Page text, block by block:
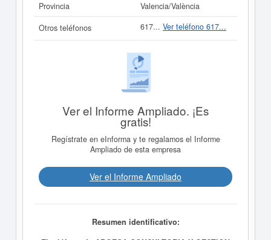
Provincia
Valencia/València
Otros teléfonos
617... Ver teléfono 617...
Ver el Informe Ampliado. ¡Es
gratis!
Regístrate en eInforma y te regalamos el Informe
Ampliado de esta empresa
Ver el Informe Ampliado
Resumen identificativo: